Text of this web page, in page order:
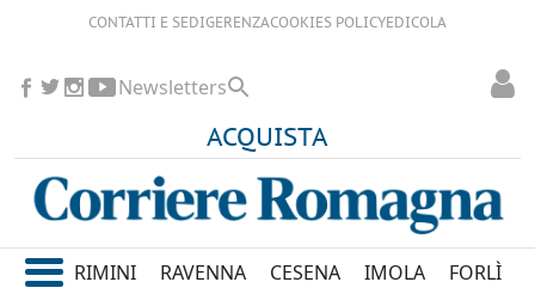
CONTATTI E SEDIGERENZACOOKIES POLICYEDICOLA
ACQUISTA
Newsletters
RIMINI RAVENNA CESENA IMOLA FORLÌ